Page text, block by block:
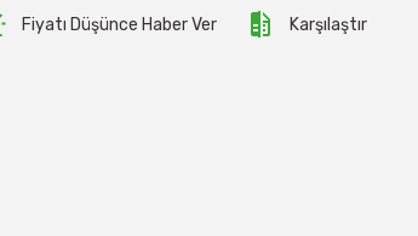
Fiyatı Düşünce Haber Ver Karşılaştır